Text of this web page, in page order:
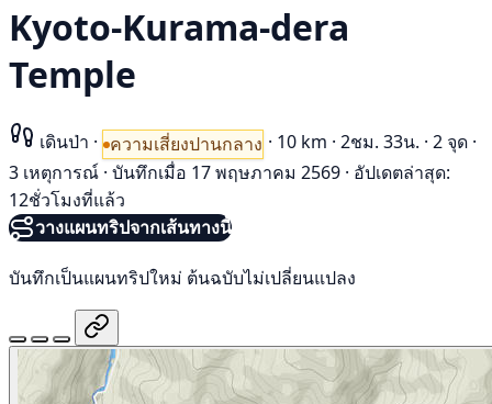
Kyoto-Kurama-dera
Temple
เดินป่า · ความเสี่ยงปานกลาง · 10 km · 2ชม. 33น. · 2 จุด ·
3 เหตุการณ์ · บันทึกเมื่อ 17 พฤษภาคม 2569 · อัปเดตล่าสุด:
12ชั่วโมงที่แล้ว
วางแผนทริปจากเส้นทางนี้
บันทึกเป็นแผนทริปใหม่ ต้นฉบับไม่เปลี่ยนแปลง